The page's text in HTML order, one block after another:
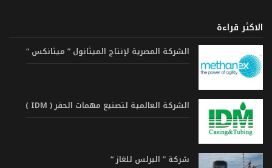
الاكثر قراءة
الشركة المصرية لإنتاج الميثانول ” ميثانكس “
الشركة العالمية لتصنيع مهمات الحفر ( IDM )
شركة ” البرلس للغاز “